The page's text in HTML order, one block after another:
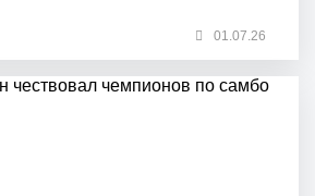
01.07.26